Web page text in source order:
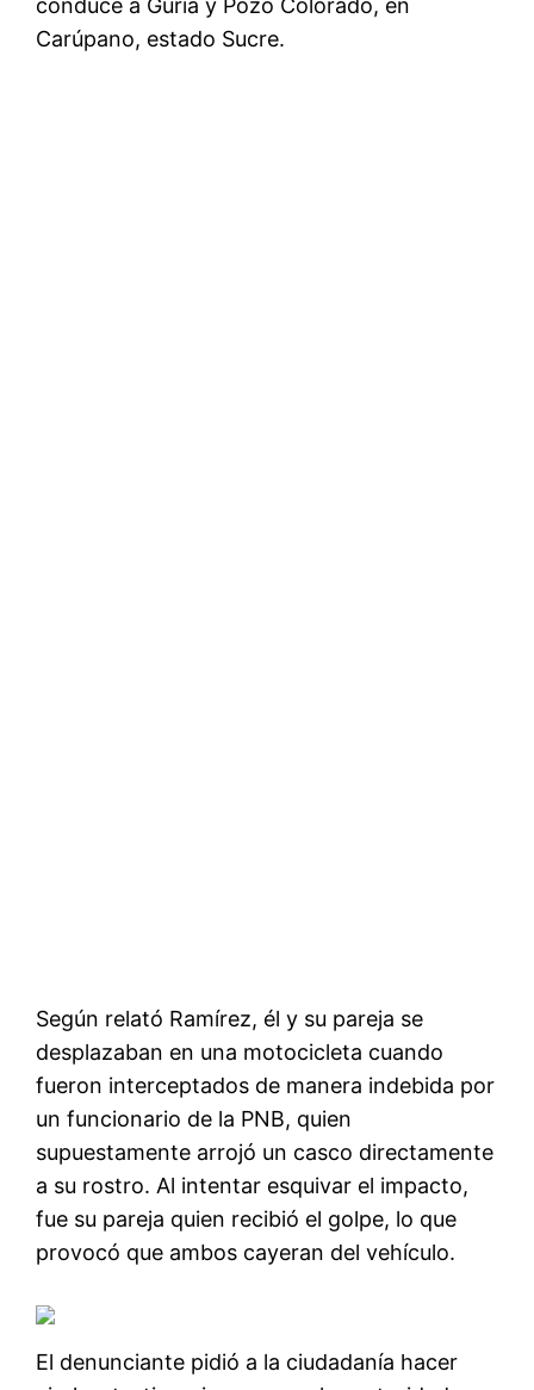
conduce a Guria y Pozo Colorado, en
Carúpano, estado Sucre.
Según relató Ramírez, él y su pareja se
desplazaban en una motocicleta cuando
fueron interceptados de manera indebida por
un funcionario de la PNB, quien
supuestamente arrojó un casco directamente
a su rostro. Al intentar esquivar el impacto,
fue su pareja quien recibió el golpe, lo que
provocó que ambos cayeran del vehículo.
El denunciante pidió a la ciudadanía hacer